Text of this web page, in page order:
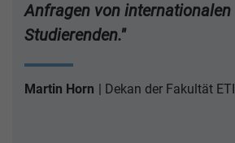
Anfragen von internationalen
Studierenden."
Martin Horn Dekan der Fakultät